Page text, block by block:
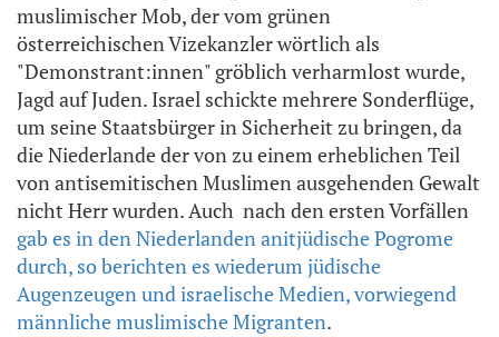
muslimischer Mob, der vom grünen
österreichischen Vizekanzler wörtlich als
"Demonstrant:innen" gröblich verharmlost wurde,
Jagd auf Juden. Israel schickte mehrere Sonderflüge,
um seine Staatsbürger in Sicherheit zu bringen, da
die Niederlande der von zu einem erheblichen Teil
von antisemitischen Muslimen ausgehenden Gewalt
nicht Herr wurden. Auch nach den ersten Vorfällen
gab es in den Niederlanden anitjüdische Pogrome
durch, so berichten es wiederum jüdische
Augenzeugen und israelische Medien, vorwiegend
männliche muslimische Migranten.